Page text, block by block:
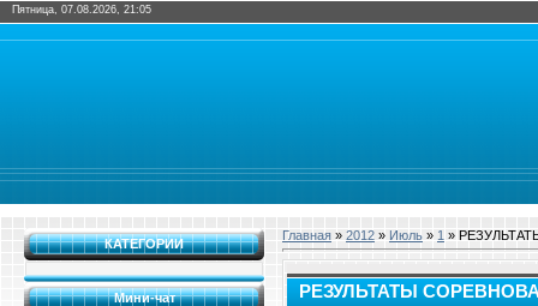
Пятница, 07.08.2026, 21:05
КАТЕГОРИИ
Мини-чат
Главная » 2012 » Июль » 1 »
РЕЗУЛЬТАТЫ